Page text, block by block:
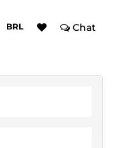
BRL Chat